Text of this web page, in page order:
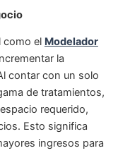
como el Modelador
la
contar con un solo
de tratamientos,
requerido,
Esto significa
ingresos para